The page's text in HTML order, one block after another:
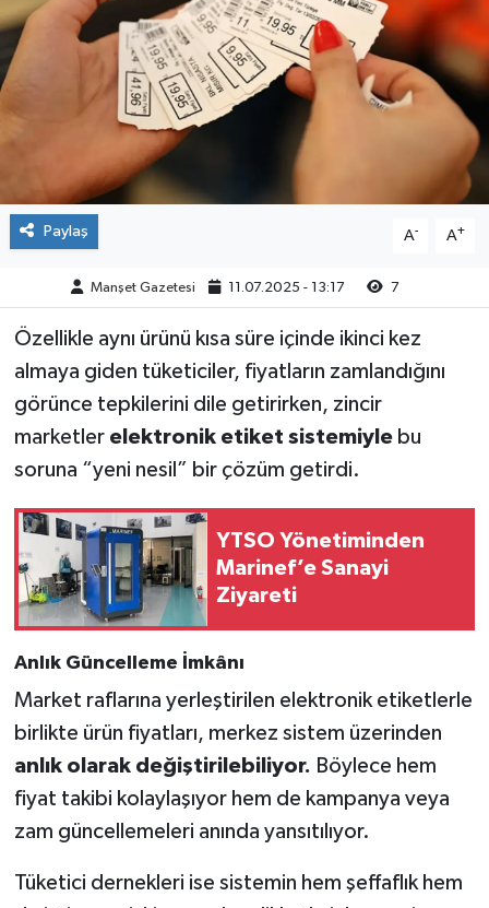
Paylaş A- A+
Manşet Gazetesi 11.07.2025 - 13:17 7
Özellikle aynı ürünü kısa süre içinde ikinci kez
almaya giden tüketiciler, fiyatların zamlandığını
görünce tepkilerini dile getirirken, zincir
marketler elektronik etiket sistemiylebu
soruna “yeni nesil” bir çözüm getirdi.
YTSO Yönetiminden
Marinef’e Sanayi
Ziyareti
Anlık Güncelleme İmkânı
Market raflarına yerleştirilen elektronik etiketlerle
birlikte ürün fiyatları, merkez sistem üzerinden
anlık olarak değiştirilebiliyor. Böylece hem
fiyat takibi kolaylaşıyor hem de kampanya veya
zam güncellemeleri anında yansıtılıyor.
Tüketici dernekleri ise sistemin hem şeffaflık hem